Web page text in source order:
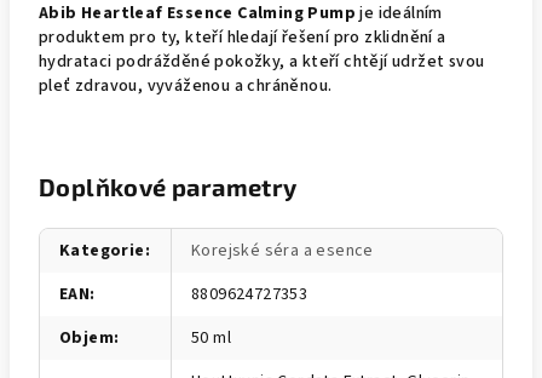
Abib Heartleaf Essence Calming Pumpje ideálním
produktem pro ty, kteří hledají řešení pro zklidnění a
hydrataci podrážděné pokožky, a kteří chtějí udržet svou
pleť zdravou, vyváženou a chráněnou.
Doplňkové parametry
Kategorie:
Korejské séra a esence
EAN:
8809624727353
Objem: 50 ml